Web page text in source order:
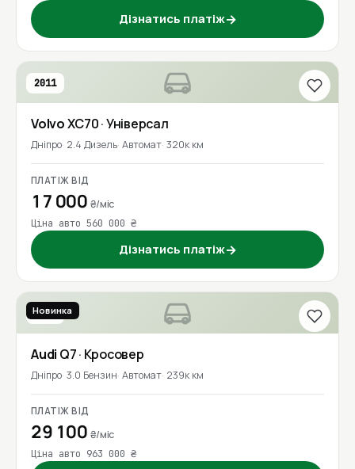
Дізнатись платіж→
2011
VolvoXC70· Універсал
Дніпро 2.4 Дизель Автомат 320к км
ПЛАТІЖ ВІД
17 000 ₴/міс
Ціна авто 560 000 ₴
Дізнатись платіж→
2016
Новинка
Audi Q7· Кросовер
Дніпро 3.0 Бензин Автомат 239к км
ПЛАТІЖ ВІД
29 100 ₴/міс
Ціна авто 963 000 ₴